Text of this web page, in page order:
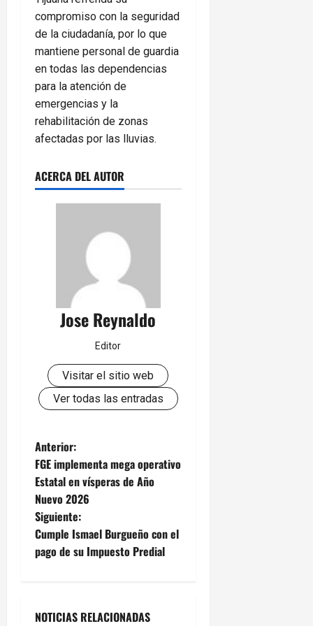
compromiso con la seguridad
de la ciudadanía, por lo que
mantiene personal de guardia
en todas las dependencias
para la atención de
emergencias y la
rehabilitación de zonas
afectadas por las lluvias.
ACERCA DEL AUTOR
Jose Reynaldo
Editor
Visitar el sitio web
Ver todas las entradas
N
a
v
e
g
Anterior:
FGE implementa mega operativo
Estatal en vísperas de Año
Nuevo 2026
Siguiente:
Cumple Ismael Burgueño con el
pago de su Impuesto Predial
NOTICIAS RELACIONADAS